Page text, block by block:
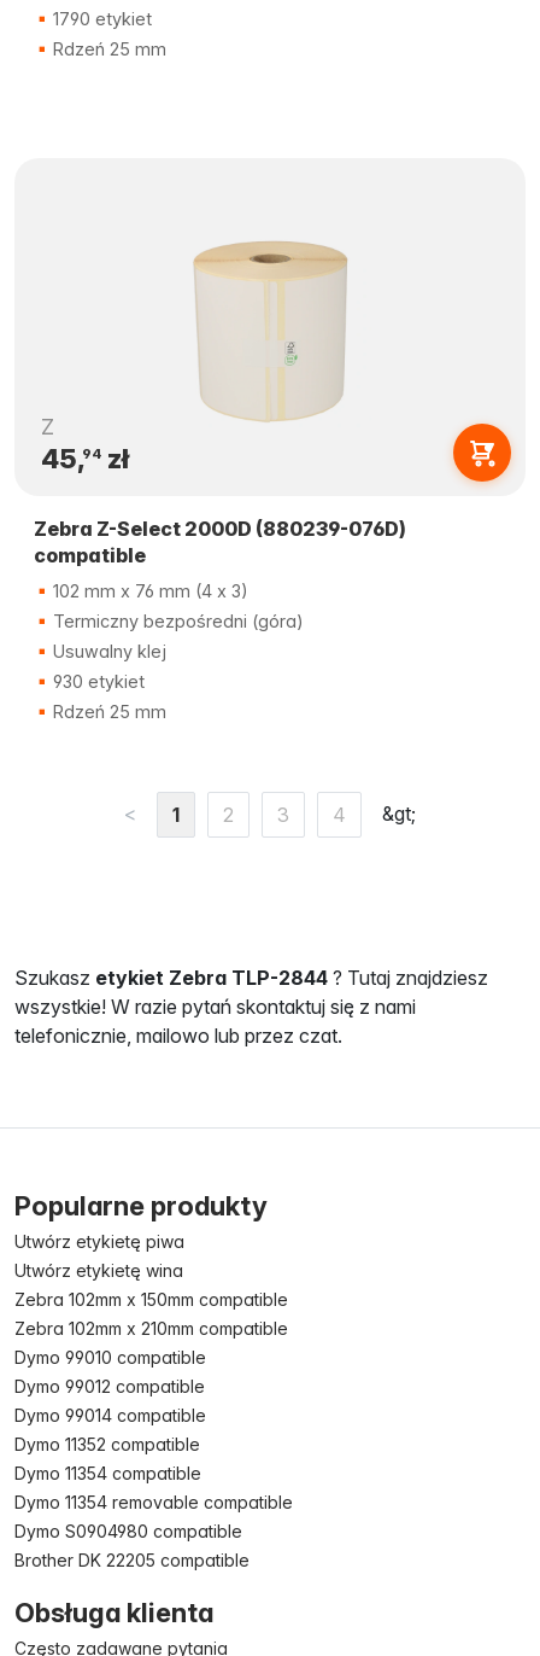
1790 etykiet
Rdzeń 25 mm
Z
45,94zł
Zebra Z-Select 2000D (880239-076D)
compatible
102 mm x 76 mm (4 x 3)
Termiczny bezpośredni (góra)
Usuwalny klej
930 etykiet
Rdzeń 25 mm
< 1 2 3 4 &gt;
Szukasz etykiet Zebra TLP-2844 ? Tutaj znajdziesz
wszystkie! W razie pytań skontaktuj się z nami
telefonicznie, mailowo lub przez czat.
Popularne produkty
Utwórz etykietę piwa
Utwórz etykietę wina
Zebra 102mm x 150mm compatible
Zebra 102mm x 210mm compatible
Dymo 99010 compatible
Dymo 99012 compatible
Dymo 99014 compatible
Dymo 11352 compatible
Dymo 11354 compatible
Dymo 11354 removable compatible
Dymo S0904980 compatible
Brother DK 22205 compatible
Obsługa klienta
Często zadawane pytania